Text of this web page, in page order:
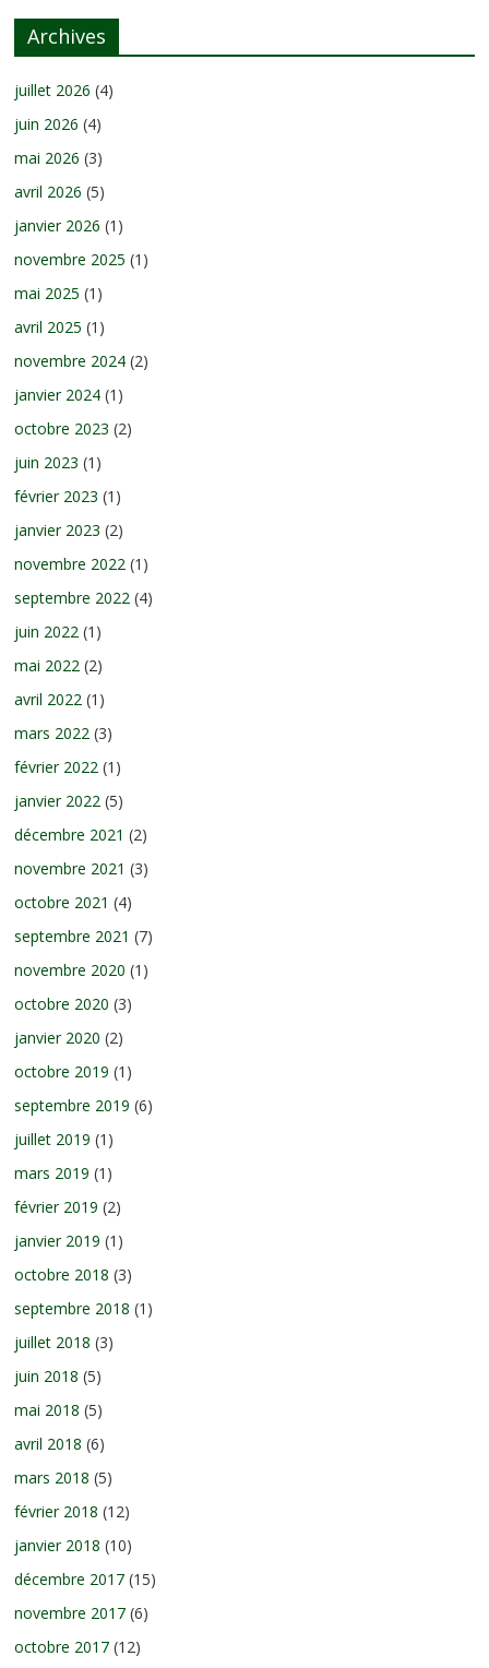
Archives
juillet 2026 (4)
juin 2026 (4)
mai 2026 (3)
avril 2026 (5)
janvier 2026 (1)
novembre 2025 (1)
mai 2025 (1)
avril 2025 (1)
novembre 2024 (2)
janvier 2024 (1)
octobre 2023 (2)
juin 2023 (1)
février 2023 (1)
janvier 2023 (2)
novembre 2022 (1)
septembre 2022 (4)
juin 2022 (1)
mai 2022 (2)
avril 2022 (1)
mars 2022 (3)
février 2022 (1)
janvier 2022 (5)
décembre 2021 (2)
novembre 2021 (3)
octobre 2021 (4)
septembre 2021 (7)
novembre 2020 (1)
octobre 2020 (3)
janvier 2020 (2)
octobre 2019 (1)
septembre 2019 (6)
juillet 2019 (1)
mars 2019 (1)
février 2019 (2)
janvier 2019 (1)
octobre 2018 (3)
septembre 2018 (1)
juillet 2018 (3)
juin 2018 (5)
mai 2018 (5)
avril 2018 (6)
mars 2018 (5)
février 2018 (12)
janvier 2018 (10)
décembre 2017 (15)
novembre 2017 (6)
octobre 2017 (12)